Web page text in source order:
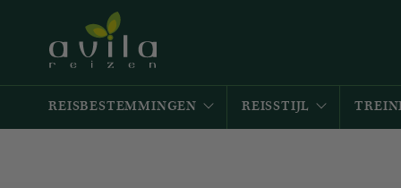
REISBESTEMMINGEN REISSTIJL